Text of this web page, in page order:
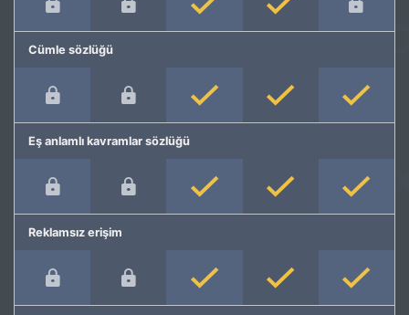
Cümle sözlüğü
Eş anlamlı kavramlar sözlüğü
Reklamsız erişim